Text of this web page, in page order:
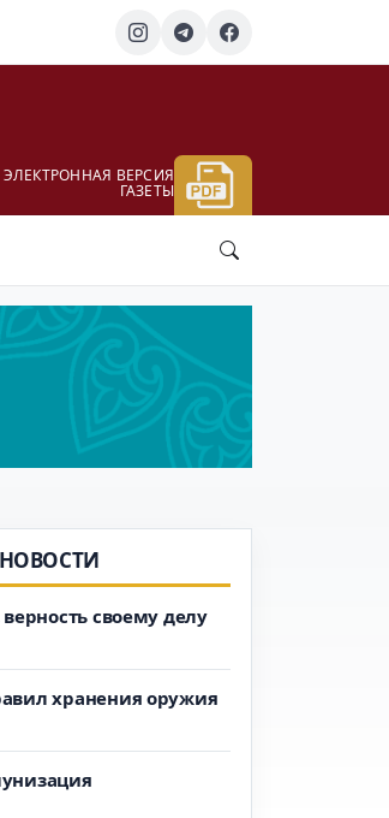
ЭЛЕКТРОННАЯ ВЕРСИЯ
ГАЗЕТЫ
своему делу
хранения оружия